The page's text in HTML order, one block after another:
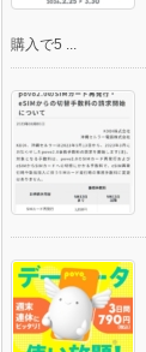
購入で5 ...